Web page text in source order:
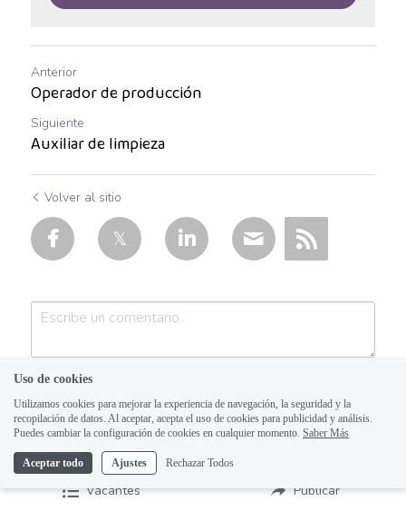
Ayudante general de reparto
Ayudante general operativo
Bahía de Banderas
Barista
Bell Boy
cajero múltiple
CAMARISTA
Centro Sur
Chihuahua
Anterior
Operador de producción
Siguiente
Auxiliar de limpieza
Volver al sitio
Vacantes Publicar
Uso de cookies
Utilizamos cookies para mejorar la experiencia de navegación, la seguridad y la
recopilación de datos. Al aceptar, acepta el uso de cookies para publicidad y análisis.
Puedes cambiar la configuración de cookies en cualquier momento. Saber Más
Aceptar todo Ajustes Rechazar Todos